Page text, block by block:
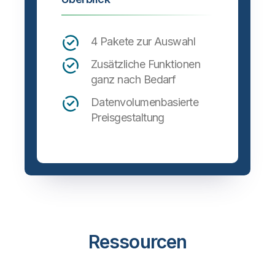
4 Pakete zur Auswahl
Zusätzliche Funktionen
ganz nach Bedarf
Datenvolumenbasierte
Preisgestaltung
Ressourcen